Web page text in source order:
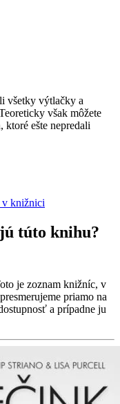
všetky výtlačky a
však môžete
ešte nepredali
knižnici
túto knihu?
je zoznam knižníc, v
priamo na
a prípadne ju